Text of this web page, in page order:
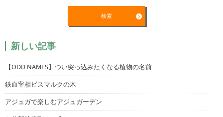
新しい記事
【ODD NAMES】つい突っ込みたくなる植物の名前
鉄血宰相ビスマルクの木
アジュガで楽しむアジュガーデン